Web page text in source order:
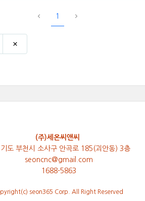
1
(주)세온씨앤씨
기도 부천시 소사구 안곡로 185(괴안동) 3층
seoncnc@gmail.com
1688-5863
seon365 Corp. All Right Reserved